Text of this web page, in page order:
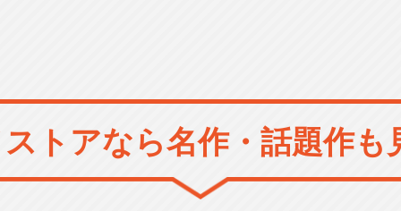
トアなら名作・話題作も